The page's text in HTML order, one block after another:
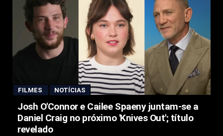
FILMES NOTÍCIAS
Josh O'Connor e Cailee Spaeny juntam-se a
Daniel Craig no próximo 'Knives Out'; título
revelado